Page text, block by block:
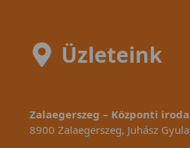
Üzleteink
Zalaegerszeg – Központi
8900 Zalaegerszeg, Juhász